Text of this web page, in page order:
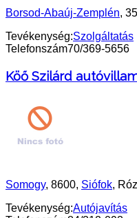
Borsod-Abaúj-Zemplén,
Tevékenység:Szolgáltatás
Telefonszám70/369-5656
Köő Szilárd
Somogy, 8600, Siófok,
Tevékenység:Autójavítás